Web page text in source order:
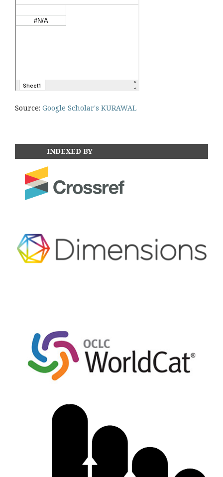
Source: Google Scholar's KURAWAL
INDEXED BY